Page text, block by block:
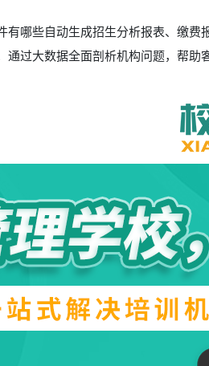
有哪些自动生成招生分析报表、缴
通过大数据全面剖析机构问题，帮助